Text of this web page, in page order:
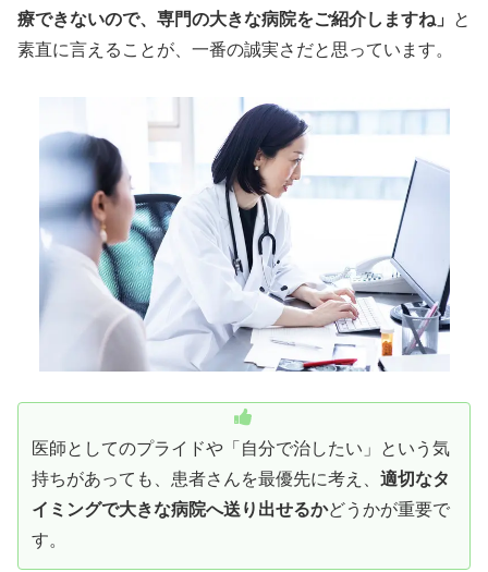
療できないので、専門の大きな病院をご紹介しますね」
と
素直に言えることが、一番の誠実さだと思っています。
医師としてのプライドや「自分で治したい」という気
持ちがあっても、患者さんを最優先に考え、 適切なタ
イミングで大きな病院へ送り出せるかどうかが重要で
す。